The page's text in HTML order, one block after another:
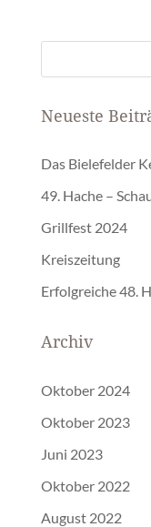
Neueste
Das Bielefelder
49. Hache –
Grillfest 2024
Kreiszeitung
Erfolgreiche 48.
Archiv
Oktober 2024
Oktober 2023
Juni 2023
Oktober 2022
August 2022